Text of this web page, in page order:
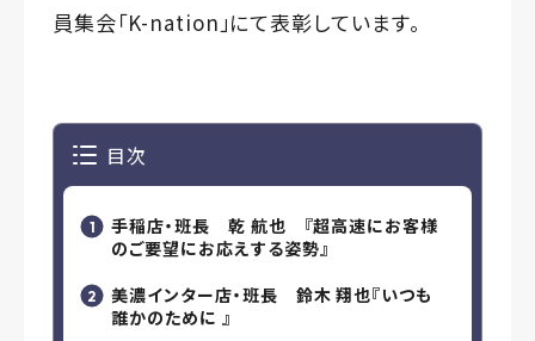
員集会「K-nation」にて表彰しています。
目次
手稲店・班長 乾 航也 『超高速にお客様
のご要望にお応えする姿勢』
美濃インター店・班長 鈴木 翔也『いつも
誰かのために 』